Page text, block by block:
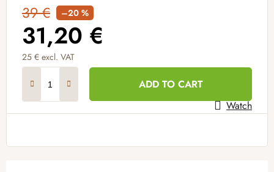
39 € –20 %
31,20 €
25 € excl. VAT
ADD TO CART
Watch